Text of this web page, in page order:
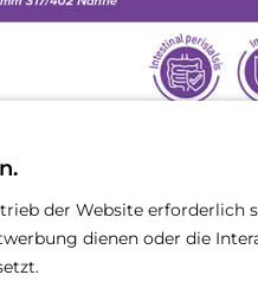
der Website erforderlich
dienen oder die